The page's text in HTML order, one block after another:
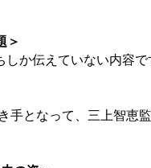
＞
か伝えていない内容
手となって、三上智恵